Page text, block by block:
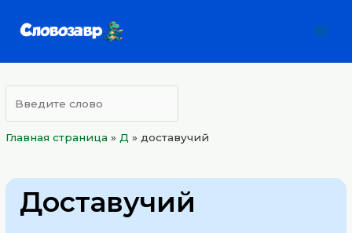
Главная страница » Д » доставучий
Доставучий